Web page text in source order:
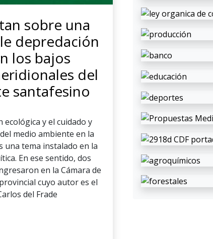
sobre una
depredación
los bajos
del
santafesino
ecológica y el cuidado y
medio ambiente en la
una tema instalado en la
En ese sentido, dos
en la Cámara de
cuyo autor es el
del Frade